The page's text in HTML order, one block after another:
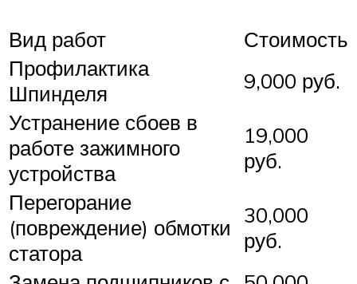
Вид работ
Стоимость
Профилактика
Шпинделя
9,000 руб.
Устранение сбоев в
работе зажимного
устройства
19,000
руб.
Перегорание
(повреждение) обмотки
статора
30,000
руб.